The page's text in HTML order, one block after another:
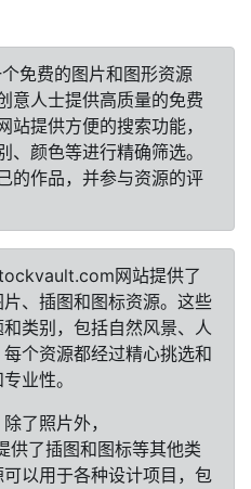
免费的图片和图形资源
意人士提供高质量的免费
提供方便的搜索功能，
颜色等进行精确筛选。
的作品，并参与资源的评
网站提供了
、插图和图标资源。这些
类别，包括自然风景、人
个资源都经过精心挑选和
业性。
除了照片外，
了插图和图标等其他类
以用于各种设计项目，包